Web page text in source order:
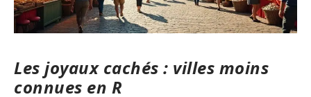
Les joyaux cachés : villes moins
connues en R